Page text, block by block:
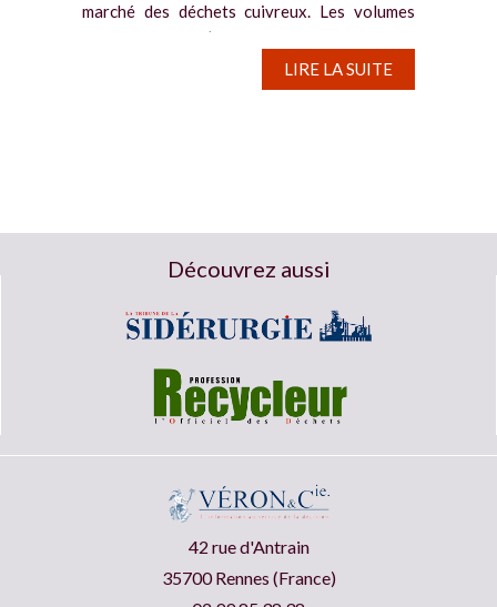
marché des déchets cuivreux. Les volumes
échangés sont à l’image...
LIRE LA SUITE
Découvrez aussi
42 rue d'Antrain
35700 Rennes (France)